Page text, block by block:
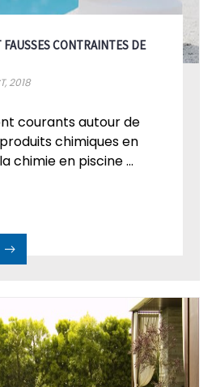
FAUSSES CONTRAINTES DE
2018
courants autour de
chimiques en
chimie en piscine ...